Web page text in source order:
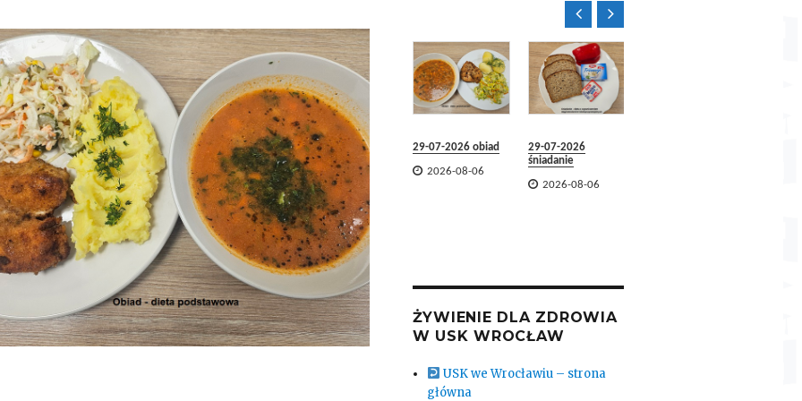

obiad
06
31-07-2026
śniadanie
 2026-08-06
30-07-2026 obiad
 2026-08-06
30-07-2026
śniadanie
 2026-08-06
29-07-2026 obiad
 2026-08-06
29-07-2026
śniadanie
 2026-08-06

ŻYWIENIE DLA ZDROWIA
W USK WROCŁAW
USK we Wrocławiu – strona
główna